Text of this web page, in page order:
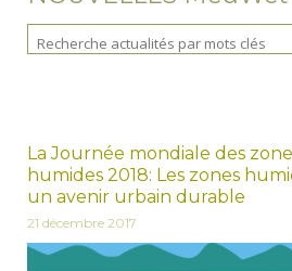
La Journée mondiale des
humides 2018: Les zones
un avenir urbain durable
21 décembre 2017